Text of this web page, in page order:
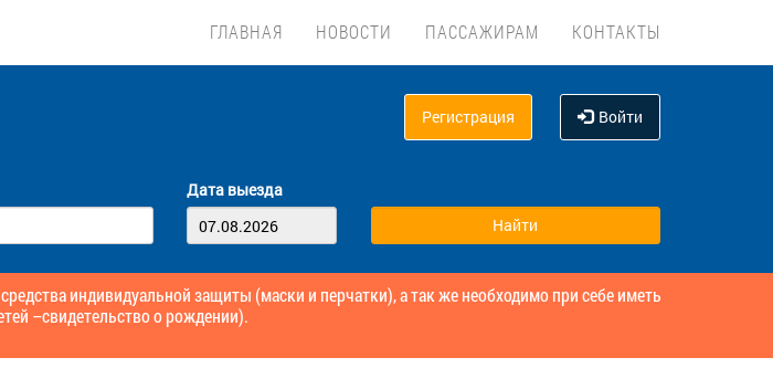
ГЛАВНАЯ НОВОСТИ ПАССАЖИРАМ КОНТАКТЫ
Регистрация Войти
Дата выезда
индивидуальной защиты (маски и перчатки), а так же необходимо при себе иметь
–свидетельство о рождении).